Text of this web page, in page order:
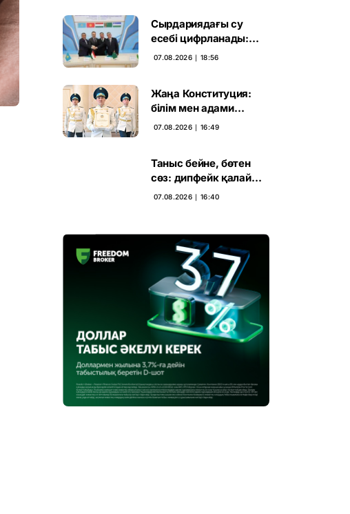
Сырдариядағы су
есебі цифрланады:
Орталық Азия ортақ
07.08.2026 ∣ 18:56
Жаңа Конституция:
білім мен адами
капиталға салынған
07.08.2026 ∣ 16:49
Таныс бейне, бөтен
сөз: дипфейк қалай
жұмыс істейді
07.08.2026 ∣ 16:40